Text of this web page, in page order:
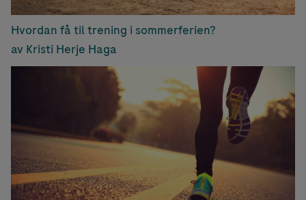
Hvordan få til trening i sommerferien?
av Kristi Herje Haga